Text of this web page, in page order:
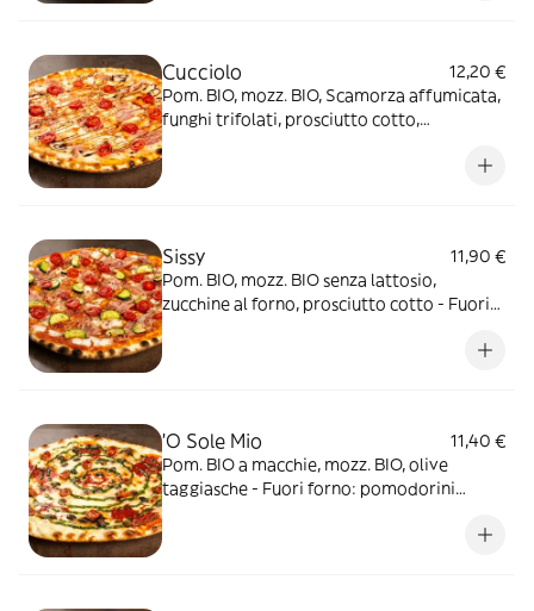
Cucciolo
12,20 €
Pom. BIO, mozz. BIO, Scamorza affumicata,
funghi trifolati, prosciutto cotto,
Sissy
11,90 €
Pom. BIO, mozz. BIO senza lattosio,
zucchine al forno, prosciutto cotto - Fuori
'O Sole Mio
11,40 €
Pom. BIO a macchie, mozz. BIO, olive
taggiasche - Fuori forno: pomodorini